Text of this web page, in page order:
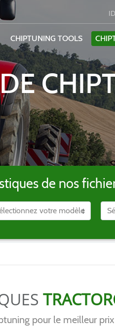
CHIPTUNING TOOLS
de nos
pour le meilleur